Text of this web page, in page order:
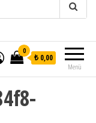
Menü
0
₺ 0,00